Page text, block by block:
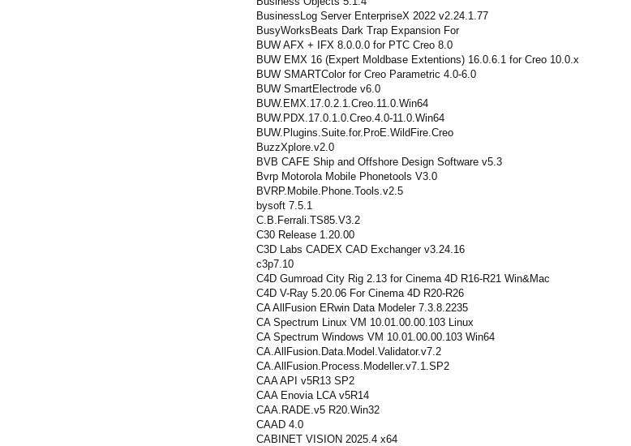
BusinessLog Server EnterpriseX 2022 v2.24.1.77
BusyWorksBeats Dark Trap Expansion For
BUW AFX + IFX 8.0.0.0 for PTC Creo 8.0
BUW EMX 16 (Expert Moldbase Extentions) 16.0.6.1 for Creo 10.0.x
BUW SMARTColor for Creo Parametric 4.0-6.0
BUW SmartElectrode v6.0
BUW.EMX.17.0.2.1.Creo.11.0.Win64
BUW.PDX.17.0.1.0.Creo.4.0-11.0.Win64
BUW.Plugins.Suite.for.ProE.WildFire.Creo
BuzzXplore.v2.0
BVB CAFE Ship and Offshore Design Software v5.3
Bvrp Motorola Mobile Phonetools V3.0
BVRP.Mobile.Phone.Tools.v2.5
bysoft 7.5.1
C.B.Ferrali.TS85.V3.2
C30 Release 1.20.00
C3D Labs CADEX CAD Exchanger v3.24.16
c3p7.10
C4D Gumroad City Rig 2.13 for Cinema 4D R16-R21 Win&Mac
C4D V-Ray 5.20.06 For Cinema 4D R20-R26
CA AllFusion ERwin Data Modeler 7.3.8.2235
CA Spectrum Linux VM 10.01.00.00.103 Linux
CA Spectrum Windows VM 10.01.00.00.103 Win64
CA.AllFusion.Data.Model.Validator.v7.2
CA.AllFusion.Process.Modeller.v7.1.SP2
CAA API v5R13 SP2
CAA Enovia LCA v5R14
CAA.RADE.v5 R20.Win32
CAAD 4.0
CABINET VISION 2025.4 x64